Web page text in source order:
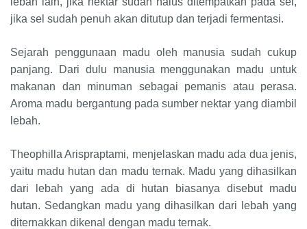
jika sel sudah penuh akan ditutup dan terjadi fermentasi.
Sejarah penggunaan madu oleh manusia sudah cukup
panjang. Dari dulu manusia menggunakan madu untuk
makanan dan minuman sebagai pemanis atau perasa.
Aroma madu bergantung pada sumber nektar yang diambil
lebah.
Theophilla Arispraptami, menjelaskan madu ada dua jenis,
yaitu madu hutan dan madu ternak. Madu yang dihasilkan
dari lebah yang ada di hutan biasanya disebut madu
hutan. Sedangkan madu yang dihasilkan dari lebah yang
diternakkan dikenal dengan madu ternak.